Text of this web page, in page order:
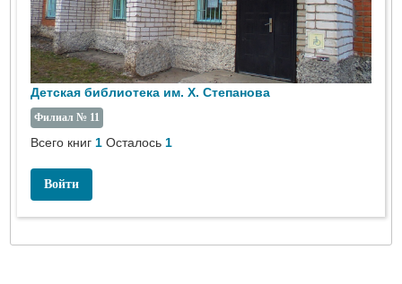
Детская библиотека им. Х. Степанова
Филиал № 11
Всего книг1 Осталось1
Войти